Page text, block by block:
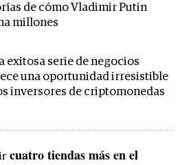
de cómo Vladimir Putin
millones
exitosa serie de negocios
una oportunidad irresistible
inversores de criptomonedas
cuatro tiendas más en el